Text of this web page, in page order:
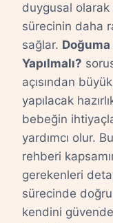
duygusal olarak
sürecinin daha
sağlar. Doğuma
Yapılmalı?
açısından
yapılacak
bebeğin
yardımcı olur.
rehberi
gerekenleri
sürecinde doğru
kendini